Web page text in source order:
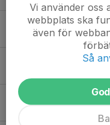
21. Ben S.
7. Casper D.
24. Eldin K.
Vi använder oss
webbplats ska
även för
Så